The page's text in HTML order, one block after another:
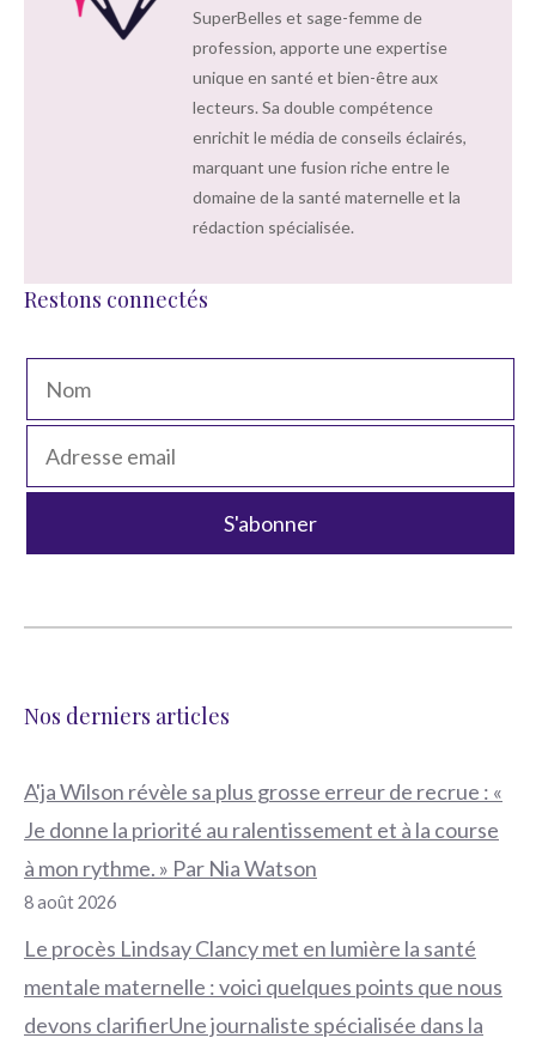
SuperBelles et sage-femme de
profession, apporte une expertise
unique en santé et bien-être aux
lecteurs. Sa double compétence
enrichit le média de conseils éclairés,
marquant une fusion riche entre le
domaine de la santé maternelle et la
rédaction spécialisée.
Restons connectés
Nos derniers articles
A'ja Wilson révèle sa plus grosse erreur de recrue : «
Je donne la priorité au ralentissement et à la course
à mon rythme. » Par Nia Watson
8 août 2026
Le procès Lindsay Clancy met en lumière la santé
mentale maternelle : voici quelques points que nous
devons clarifierUne journaliste spécialisée dans la